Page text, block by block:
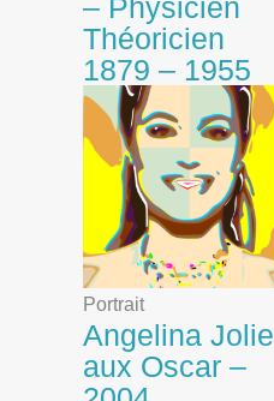
– Physicien
Théoricien
1879 – 1955
Portrait
Angelina Jolie
aux Oscar –